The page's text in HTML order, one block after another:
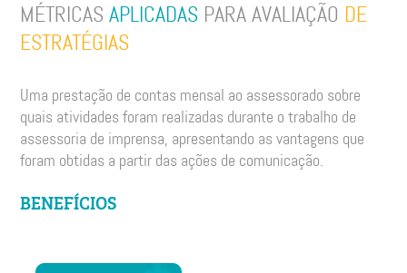
MÉTRICASAPLICADAS PARA AVALIAÇÃO DE
ESTRATÉGIAS
Uma prestação de contas mensal ao assessorado sobre
quais atividades foram realizadas durante o trabalho de
assessoria de imprensa, apresentando as vantagens que
foram obtidas a partir das ações de comunicação.
BENEFÍCIOS